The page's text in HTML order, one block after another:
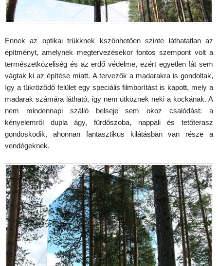
Ennek az optikai trükknek kszönhetően szinte láthatatlan az
építményt, amelynek megtervezésekor fontos szempont volt a
természetközeliség és az erdő védelme, ezért egyetlen fát sem
vágtak ki az építése miatt. A tervezők a madarakra is gondoltak,
így a tükröződő felület egy speciális filmborítást is kapott, mely a
madarak számára látható, így nem ütköznek neki a kockának. A
nem mindennapi szálló belseje sem okoz csalódást: a
kényelemről dupla ágy, fürdőszoba, nappali és tetőterasz
gondoskodik, ahonnan fantasztikus kilátásban van része a
vendégeknek.